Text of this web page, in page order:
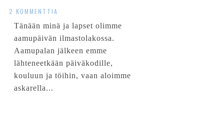
2 KOMMENTTIA
Tänään minä ja lapset olimme
aamupäivän ilmastolakossa.
Aamupalan jälkeen emme
lähteneetkään päiväkodille,
kouluun ja töihin, vaan aloimme
askarella...